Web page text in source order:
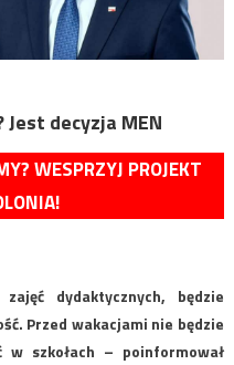
Jest decyzja MEN
WESPRZYJ PROJEKT
dydaktycznych, będzie
Przed wakacjami nie będzie
w szkołach – poinformował